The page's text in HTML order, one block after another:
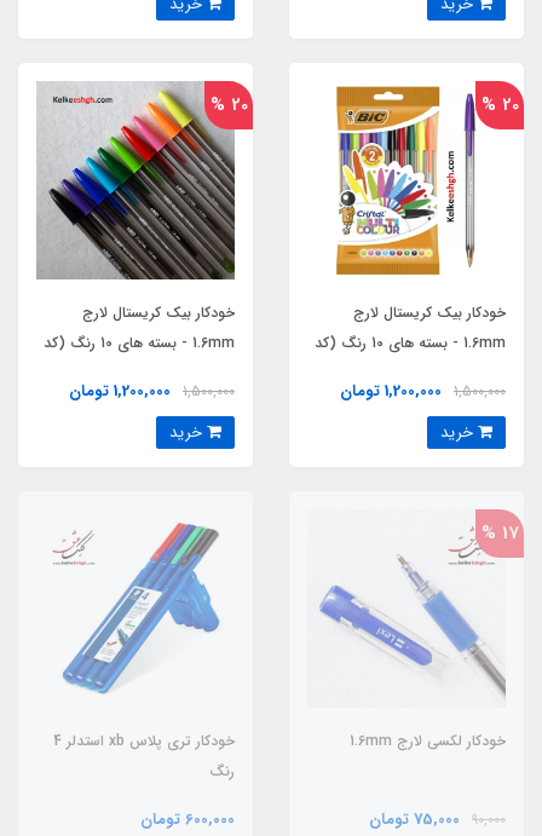
20 %
خودکار بیک کریستال لارج
1.6mm - بسته های 10 رنگ (کد
1,500,000 1,200,000 تومان
20 %
خودکار بیک کریستال لارج
1.6mm - بسته های 10 رنگ (کد
1,500,000 1,200,000 تومان
17 %
خودکار لکسی لارج 1.6mm
90,000 75,000 تومان
خودکار تری پلاس xb استدلر 4
رنگ
600,000 تومان